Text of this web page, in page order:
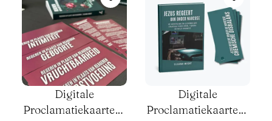
Digitale
Digitale
Proclamatiekaart –